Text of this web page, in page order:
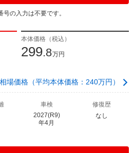
の入力は不要です。
本体価格（税込）
299.8万円
場価格（平均本体価格：240万円）
車検
2027(R9)
年4月
修復歴
なし